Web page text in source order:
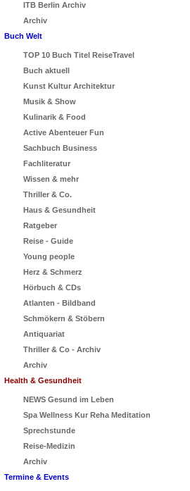
ITB Berlin Archiv
Archiv
Buch Welt
TOP 10 Buch Titel ReiseTravel
Buch aktuell
Kunst Kultur Architektur
Musik & Show
Kulinarik & Food
Active Abenteuer Fun
Sachbuch Business
Fachliteratur
Wissen & mehr
Thriller & Co.
Haus & Gesundheit
Ratgeber
Reise - Guide
Young people
Herz & Schmerz
Hörbuch & CDs
Atlanten - Bildband
Schmökern & Stöbern
Antiquariat
Thriller & Co - Archiv
Archiv
Health & Gesundheit
NEWS Gesund im Leben
Spa Wellness Kur Reha Meditation
Sprechstunde
Reise-Medizin
Archiv
Termine & Events